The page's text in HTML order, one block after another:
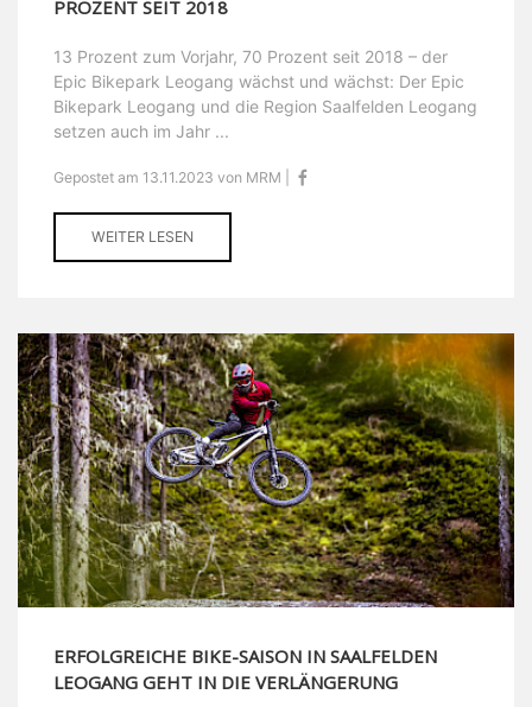
PROZENT SEIT 2018
13 Prozent zum Vorjahr, 70 Prozent seit 2018 – der
Epic Bikepark Leogang wächst und wächst: Der Epic
Bikepark Leogang und die Region Saalfelden Leogang
setzen auch im Jahr ...
Gepostet am 13.11.2023 von MRM |
WEITER LESEN
ERFOLGREICHE BIKE-SAISON IN SAALFELDEN
LEOGANG GEHT IN DIE VERLÄNGERUNG